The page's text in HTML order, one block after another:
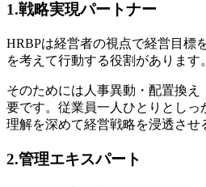
1.戦略実現パートナー
HRBPは経営者の視点で経営目標
を考えて行動する役割があります。
そのためには人事異動・配置換
要です。従業員一人ひとりとし
理解を深めて経営戦略を浸透させ
2.管理エキスパート